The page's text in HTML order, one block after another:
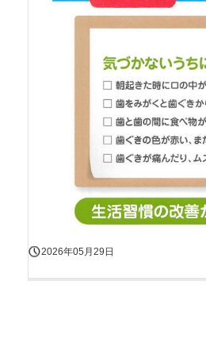
2026年05月29日